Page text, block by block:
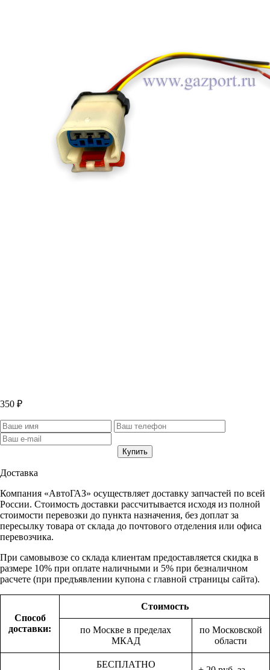
350 ₽
Доставка
Компания «АвтоГАЗ» осуществляет доставку запчастей по всей
России. Стоимость доставки рассчитывается исходя из полной
стоимости перевозки до пункта назначения, без доплат за
пересылку товара от склада до почтового отделения или офиса
перевозчика.
При самовывозе со склада клиентам предоставляется скидка в
размере 10% при оплате наличными и 5% при безналичном
расчете (при предъявлении купона с главной страницы сайта).
Способ
доставки:
Стоимость
по Москве в пределах
МКАД
по Московской
области
БЕСПЛАТНО